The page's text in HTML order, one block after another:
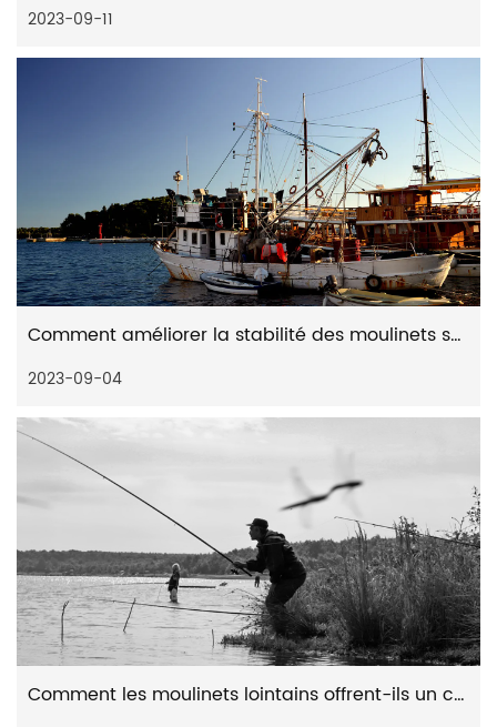
2023-09-11
Comment améliorer la stabilité des moulinets spinning à poignée vissée
2023-09-04
Comment les moulinets lointains offrent-ils un contrôle supérieur lors des combats de poissons